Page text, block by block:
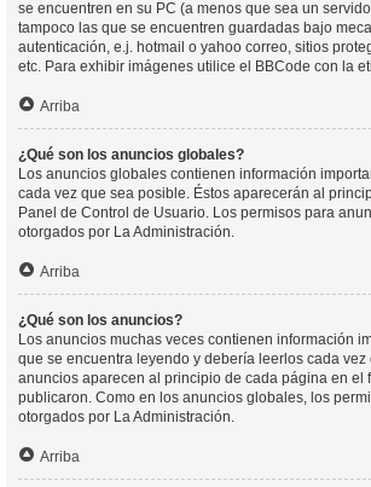
se encuentren en su PC (a menos que sea un
tampoco las que se encuentren guardadas bajo
autenticación, e.j. hotmail o yahoo correo, sitios
etc. Para exhibir imágenes utilice el BBCode con la
Arriba
¿Qué son los anuncios globales?
Los anuncios globales contienen información
cada vez que sea posible. Éstos aparecerán al
Panel de Control de Usuario. Los permisos para
otorgados por La Administración.
Arriba
¿Qué son los anuncios?
Los anuncios muchas veces contienen información
que se encuentra leyendo y debería leerlos cada
anuncios aparecen al principio de cada página en el
publicaron. Como en los anuncios globales, los
otorgados por La Administración.
Arriba